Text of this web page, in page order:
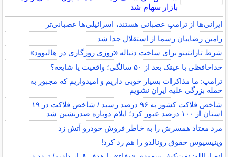
بازار سهام شد
ایرانی‌ها از ترامپ عصبانی هستند، اسرائیلی‌ها عصبانی‌تر
رامین رضاییان رسما از استقلال جدا شد
شرط تارانتینو برای ساخت دنباله «روزی روزگاری در هالیوود»
خداحافظی با عینک بعد از ۵۰ سالگی؛ واقعیت یا شایعه؟
ترامپ: ما مذاکرات بسیار خوبی داریم و امیدواریم که مجبور به
حمله بزرگی علیه ایران نشویم
شاخص فلاکت کشور به ۹۶ درصد رسید / شاخص فلاکت در ۱۹
استان از ۱۰۰ درصد عبور کرد؛ ایلام دوباره صدرنشین شد
مرد معتاد همسرش را به خاطر فروش خودرو آتش زد
وینیسیوس حقوق رونالدو را هم رد کرد!